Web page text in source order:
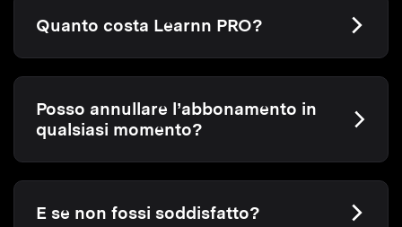
Quanto costa Learnn PRO?
Posso annullare l’abbonamento in
qualsiasi momento?
E se non fossi soddisfatto?